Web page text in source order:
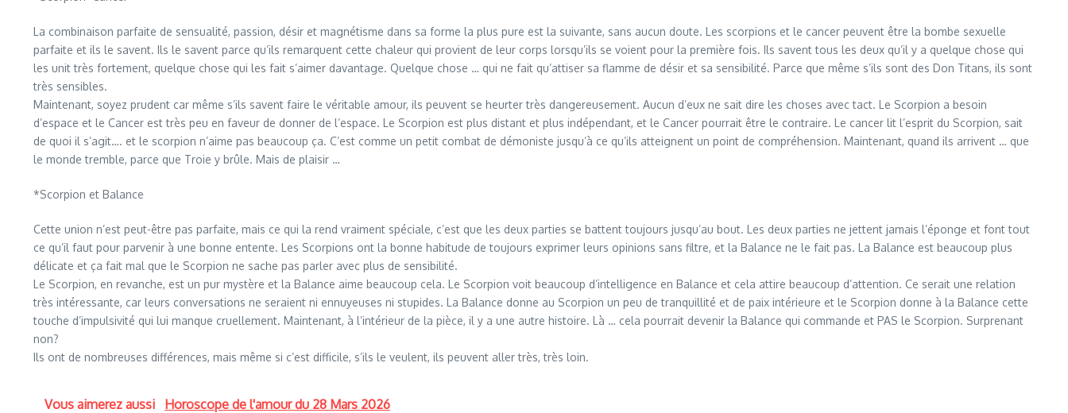
La combinaison parfaite de sensualité, passion, désir et magnétisme dans sa forme la plus pure est la suivante, sans aucun doute. Les scorpions et le cancer peuvent être la bombe sexuelle
parfaite et ils le savent. Ils le savent parce qu’ils remarquent cette chaleur qui provient de leur corps lorsqu’ils se voient pour la première fois. Ils savent tous les deux qu’il y a quelque chose qui
les unit très fortement, quelque chose qui les fait s’aimer davantage. Quelque chose … qui ne fait qu’attiser sa flamme de désir et sa sensibilité. Parce que même s’ils sont des Don Titans, ils sont
très sensibles.
Maintenant, soyez prudent car même s’ils savent faire le véritable amour, ils peuvent se heurter très dangereusement. Aucun d’eux ne sait dire les choses avec tact. Le Scorpion a besoin
d’espace et le Cancer est très peu en faveur de donner de l’espace. Le Scorpion est plus distant et plus indépendant, et le Cancer pourrait être le contraire. Le cancer lit l’esprit du Scorpion, sait
de quoi il s’agit…. et le scorpion n’aime pas beaucoup ça. C’est comme un petit combat de démoniste jusqu’à ce qu’ils atteignent un point de compréhension. Maintenant, quand ils arrivent … que
le monde tremble, parce que Troie y brûle. Mais de plaisir …
*Scorpion et Balance
Cette union n’est peut-être pas parfaite, mais ce qui la rend vraiment spéciale, c’est que les deux parties se battent toujours jusqu’au bout. Les deux parties ne jettent jamais l’éponge et font tout
ce qu’il faut pour parvenir à une bonne entente. Les Scorpions ont la bonne habitude de toujours exprimer leurs opinions sans filtre, et la Balance ne le fait pas. La Balance est beaucoup plus
délicate et ça fait mal que le Scorpion ne sache pas parler avec plus de sensibilité.
Le Scorpion, en revanche, est un pur mystère et la Balance aime beaucoup cela. Le Scorpion voit beaucoup d’intelligence en Balance et cela attire beaucoup d’attention. Ce serait une relation
très intéressante, car leurs conversations ne seraient ni ennuyeuses ni stupides. La Balance donne au Scorpion un peu de tranquillité et de paix intérieure et le Scorpion donne à la Balance cette
touche d’impulsivité qui lui manque cruellement. Maintenant, à l’intérieur de la pièce, il y a une autre histoire. Là … cela pourrait devenir la Balance qui commande et PAS le Scorpion. Surprenant
non?
Ils ont de nombreuses différences, mais même si c’est difficile, s’ils le veulent, ils peuvent aller très, très loin.
Vous aimerez aussi Horoscope de l'amour du 28 Mars 2026